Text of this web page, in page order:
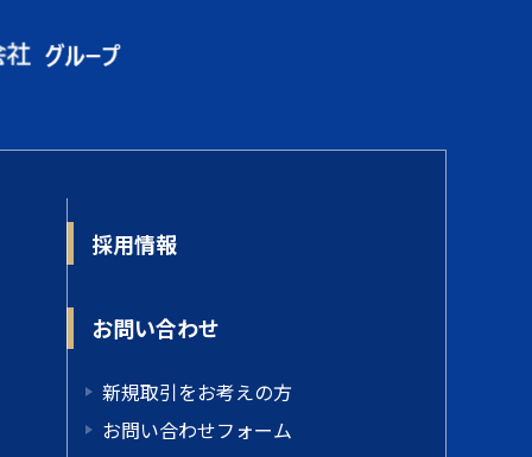
採用情報
お問い合わせ
新規取引をお考えの方
お問い合わせフォーム